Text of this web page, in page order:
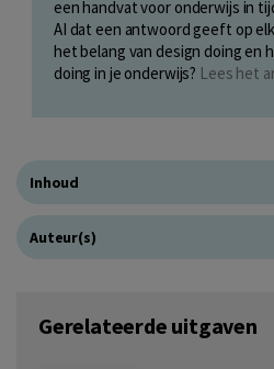
een handvat voor onderwijs in
AI dat een antwoord geeft op
het belang van design doing en
doing in je onderwijs? Lees het
Inhoud
Auteur(s)
Gerelateerde uitgaven